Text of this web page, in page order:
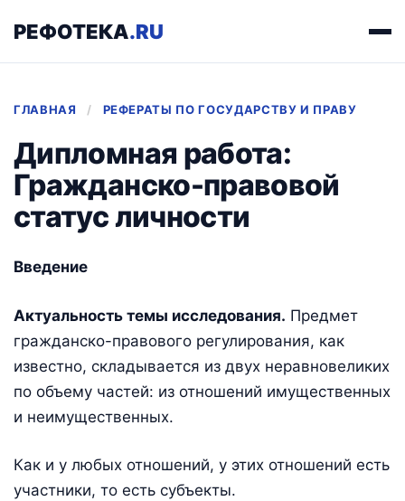
РЕФОТЕКА.RU
ГЛАВНАЯ / РЕФЕРАТЫ ПО ГОСУДАРСТВУ И ПРАВУ
Дипломная работа:
Гражданско-правовой
статус личности
Введение
Актуальность темы исследования. Предмет
гражданско-правового регулирования, как
известно, складывается из двух неравновеликих
по объему частей: из отношений имущественных
и неимущественных.
Как и у любых отношений, у этих отношений есть
участники, то есть субъекты.